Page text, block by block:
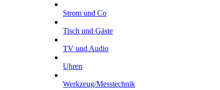
Strom und Co
Tisch und Gäste
TV und Audio
Uhren
Werkzeug/Messtechnik